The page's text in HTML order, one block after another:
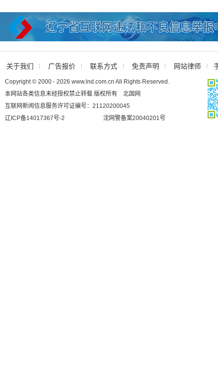
关于我们 广告报价 联系方式 免责声明 网站律师
Copyright © 2000 - 2026 www.lnd.com.cn All Rights Reserved.
本网站各类信息未经授权禁止转载 版权所有 北国网
互联网新闻信息服务许可证编号：21120200045
辽ICP备14017367号-2
沈网警备案20040201号